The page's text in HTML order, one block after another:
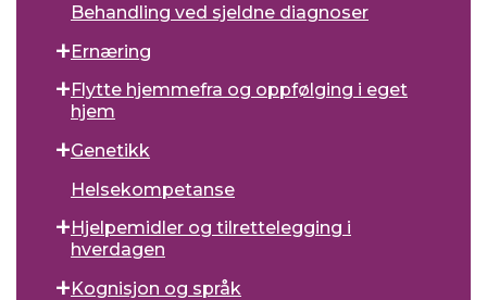
Behandling ved sjeldne diagnoser
Ernæring
Flytte hjemmefra og oppfølging i eget
hjem
Genetikk
Helsekompetanse
Hjelpemidler og tilrettelegging i
hverdagen
Kognisjon og språk